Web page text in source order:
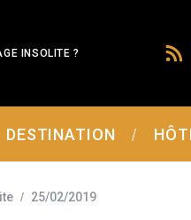
INSOLITE ?
DESTINATION
25/02/2019